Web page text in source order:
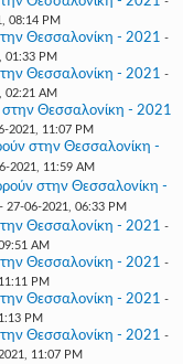
08:14 PM
Θεσσαλονίκη - 2021 -
01:33 PM
Θεσσαλονίκη - 2021 -
02:21 AM
στην Θεσσαλονίκη - 2021
2021, 11:07 PM
στην Θεσσαλονίκη -
2021, 11:59 AM
στην Θεσσαλονίκη -
- 27-06-2021, 06:33 PM
Θεσσαλονίκη - 2021 -
AM
Θεσσαλονίκη - 2021 -
PM
Θεσσαλονίκη - 2021 -
PM
Θεσσαλονίκη - 2021 -
11:07 PM